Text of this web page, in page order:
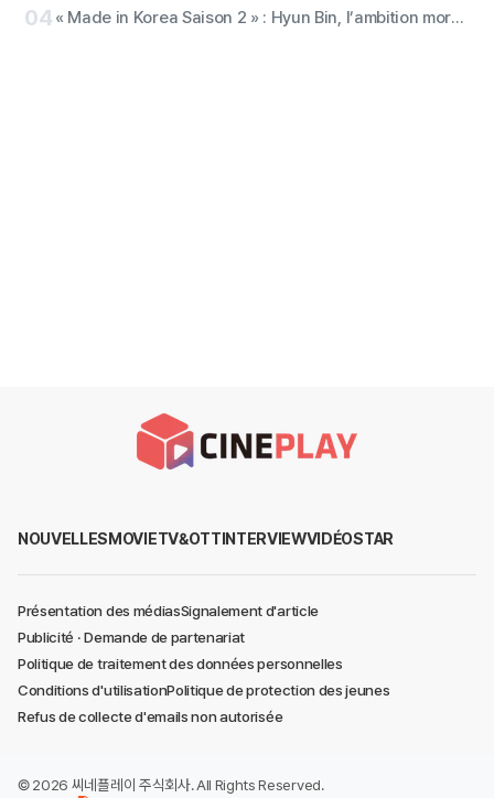
04 « Made in Korea Saison 2 » : Hyun Bin, l’ambition mordante explose ! Des photos de personnage de « Baek Ki-tae » dévoilées !
NOUVELLESMOVIETV&OTTINTERVIEWVIDÉOSTAR
Présentation des médiasSignalement d'article
Publicité · Demande de partenariat
Politique de traitement des données personnelles
Conditions d'utilisationPolitique de protection des jeunes
Refus de collecte d'emails non autorisée
© 2026 씨네플레이 주식회사. All Rights Reserved.